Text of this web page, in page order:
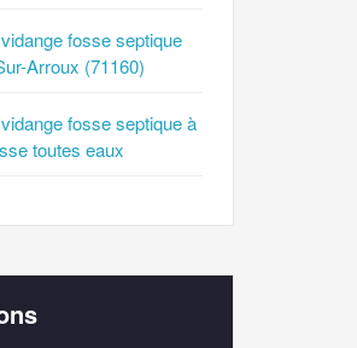
fosse septique
Arroux (71160)
fosse septique à
toutes eaux